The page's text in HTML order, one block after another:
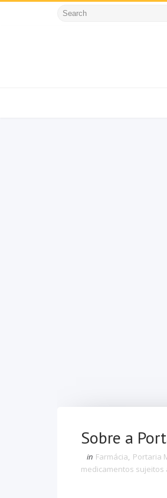
Sobre a
in Farmácia, Portaria
medicamentos sujeitos